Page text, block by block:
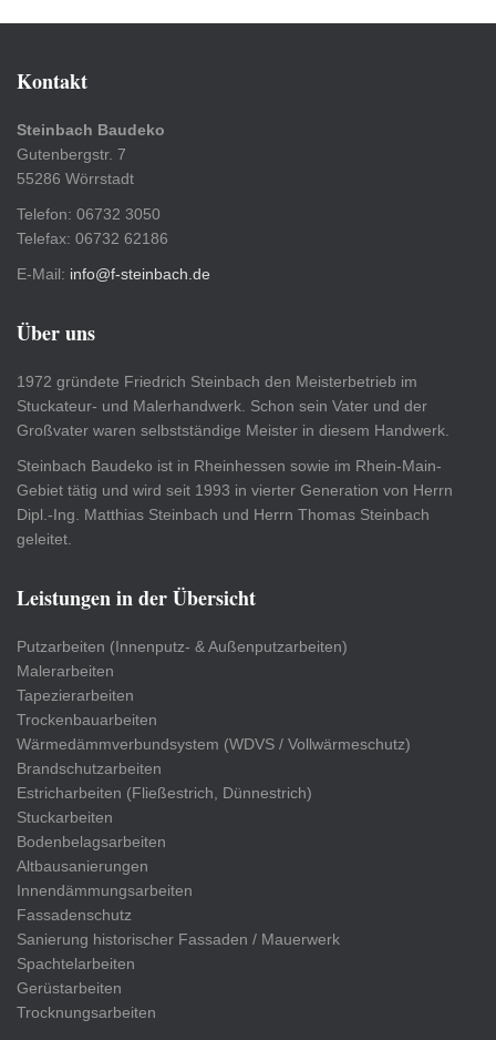
Kontakt
Steinbach Baudeko
Gutenbergstr. 7
55286 Wörrstadt
Telefon: 06732 3050
Telefax: 06732 62186
E-Mail: info@f-steinbach.de
Über uns
1972 gründete Friedrich Steinbach den Meisterbetrieb im
Stuckateur- und Malerhandwerk. Schon sein Vater und der
Großvater waren selbstständige Meister in diesem Handwerk.
Steinbach Baudeko ist in Rheinhessen sowie im Rhein-Main-
Gebiet tätig und wird seit 1993 in vierter Generation von Herrn
Dipl.-Ing. Matthias Steinbach und Herrn Thomas Steinbach
geleitet.
Leistungen in der Übersicht
Putzarbeiten (Innenputz- & Außenputzarbeiten)
Malerarbeiten
Tapezierarbeiten
Trockenbauarbeiten
Wärmedämmverbundsystem (WDVS / Vollwärmeschutz)
Brandschutzarbeiten
Estricharbeiten (Fließestrich, Dünnestrich)
Stuckarbeiten
Bodenbelagsarbeiten
Altbausanierungen
Innendämmungsarbeiten
Fassadenschutz
Sanierung historischer Fassaden / Mauerwerk
Spachtelarbeiten
Gerüstarbeiten
Trocknungsarbeiten